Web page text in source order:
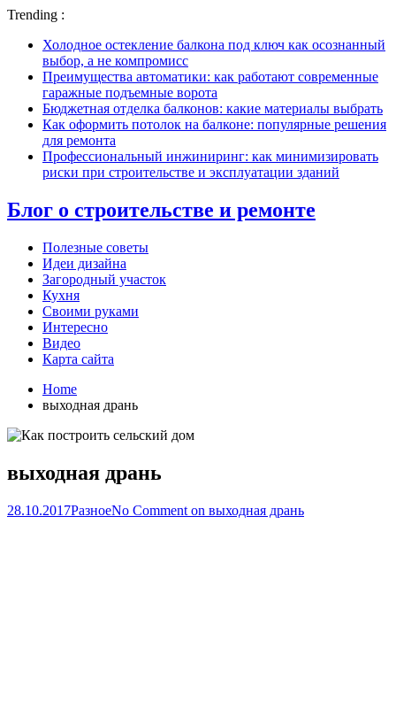
Trending :
Холодное остекление балкона под ключ как осознанный
выбор, а не компромисс
Преимущества автоматики: как работают современные
гаражные подъемные ворота
Бюджетная отделка балконов: какие материалы выбрать
Как оформить потолок на балконе: популярные решения
для ремонта
Профессиональный инжиниринг: как минимизировать
риски при строительстве и эксплуатации зданий
Блог о строительстве и ремонте
Полезные советы
Идеи дизайна
Загородный участок
Кухня
Своими руками
Интересно
Видео
Карта сайта
Home
выходная дрань
выходная дрань
28.10.2017РазноеNo Comment on выходная дрань